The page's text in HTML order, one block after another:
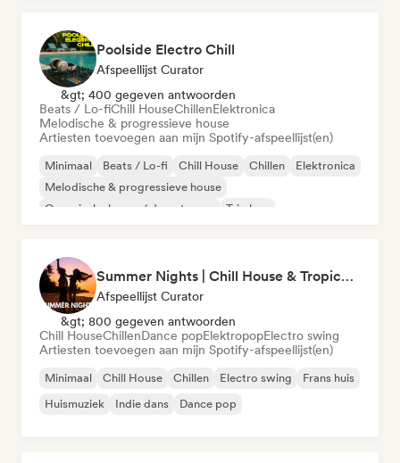
Poolside Electro Chill
Afspeellijst Curator
&gt; 400 gegeven antwoorden
Beats / Lo-fiChill HouseChillenElektronica
Melodische & progressieve house
Artiesten toevoegen aan mijn Spotify-afspeellijst(en)
Minimaal Beats / Lo-fi Chill House Chillen
Elektronica
Melodische & progressieve house
Organische house / downtempo
Trip hop
Summer Nights | Chill House & Tropical Beats
Afspeellijst Curator
&gt; 800 gegeven antwoorden
Chill HouseChillenDance popElektropopElectro swing
Artiesten toevoegen aan mijn Spotify-afspeellijst(en)
Minimaal Chill House Chillen Electro swing
Frans huis
Huismuziek
Indie dans Dance pop